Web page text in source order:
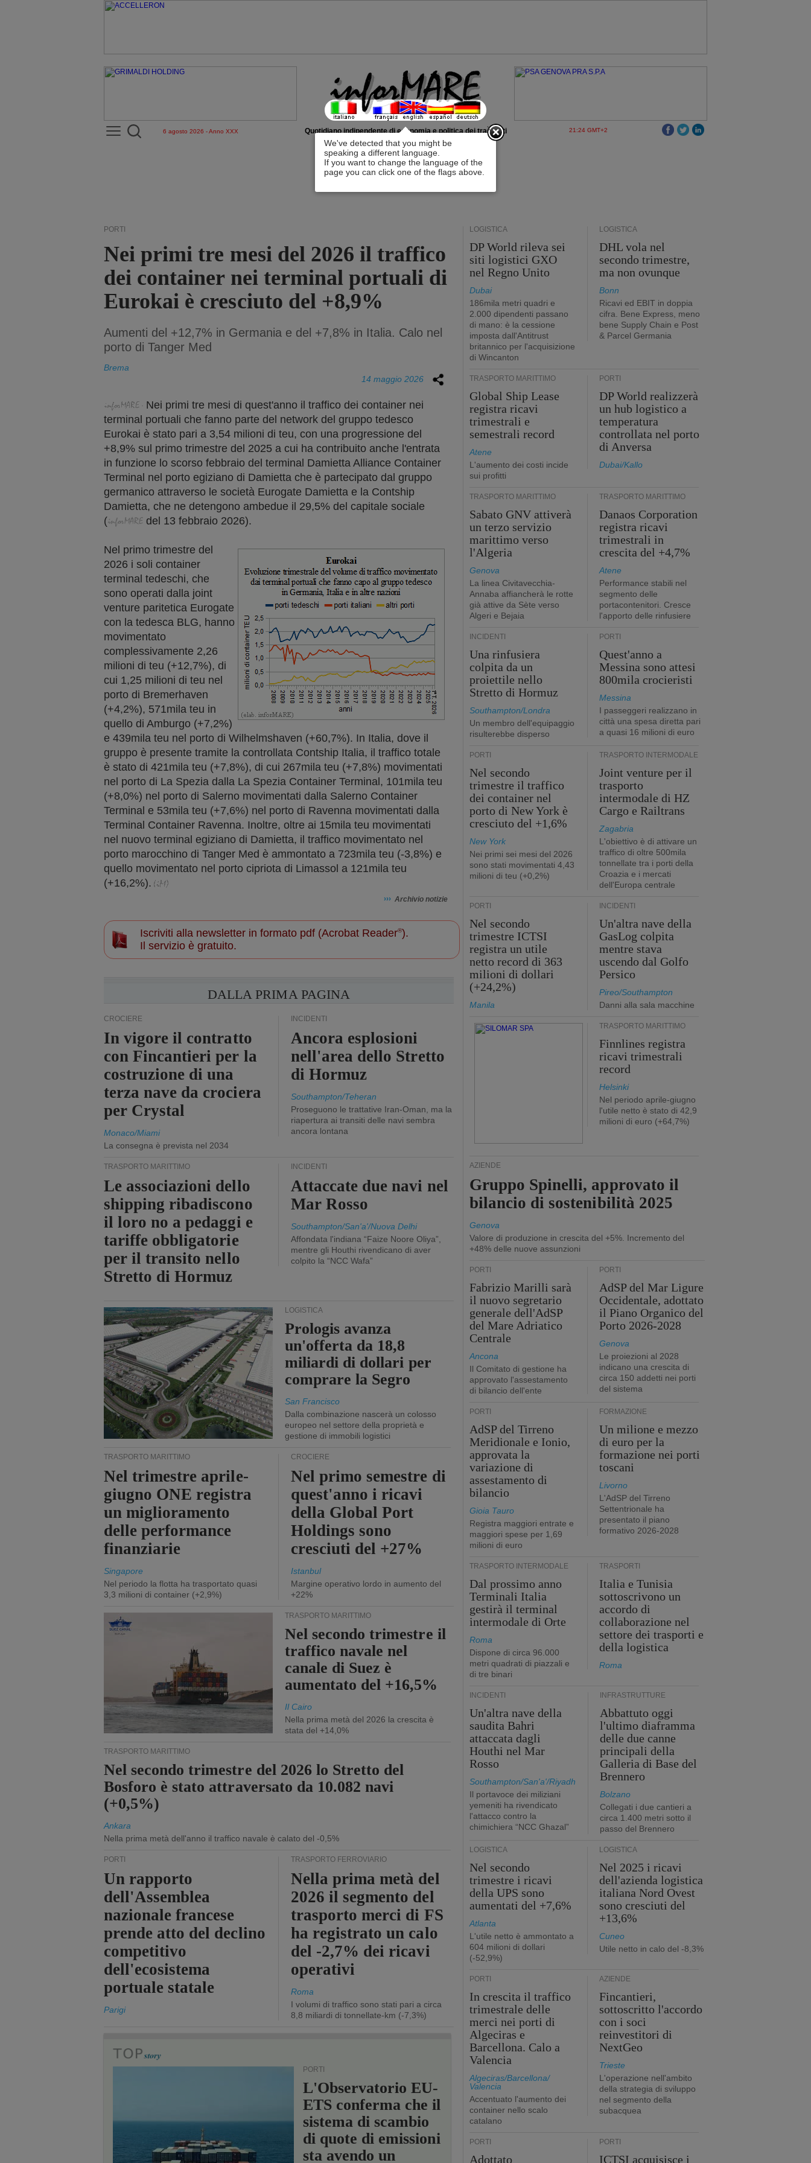
We've detected that you might be
speaking a different language.
If you want to change the language of the
page you can click one of the flags above.
x
6 agosto 2026 - Anno XXX Quotidiano indipendente di economia e politica dei trasporti 21:24 GMT+2
PORTI
Nei primi tre mesi del 2026 il traffico
dei container nei terminal portuali di
Eurokai è cresciuto del +8,9%
Aumenti del +12,7% in Germania e del +7,8% in Italia. Calo nel
porto di Tanger Med
Brema
14 maggio 2026
Nei primi tre mesi di quest'anno il traffico dei container nei
terminal portuali che fanno parte del network del gruppo tedesco
Eurokai è stato pari a 3,54 milioni di teu, con una progressione del
+8,9% sul primo trimestre del 2025 a cui ha contribuito anche l'entrata
in funzione lo scorso febbraio del terminal Damietta Alliance Container
Terminal nel porto egiziano di Damietta che è partecipato dal gruppo
germanico attraverso le società Eurogate Damietta e la Contship
Damietta, che ne detengono ambedue il 29,5% del capitale sociale
(
del 13 febbraio 2026).
Nel primo trimestre del
2026 i soli container
terminal tedeschi, che
sono operati dalla joint
venture paritetica Eurogate
con la tedesca BLG, hanno
movimentato
complessivamente 2,26
milioni di teu (+12,7%), di
cui 1,25 milioni di teu nel
porto di Bremerhaven
(+4,2%), 571mila teu in
quello di Amburgo (+7,2%)
e 439mila teu nel porto di Wilhelmshaven (+60,7%). In Italia, dove il
gruppo è presente tramite la controllata Contship Italia, il traffico totale
è stato di 421mila teu (+7,8%), di cui 267mila teu (+7,8%) movimentati
nel porto di La Spezia dalla La Spezia Container Terminal, 101mila teu
(+8,0%) nel porto di Salerno movimentati dalla Salerno Container
Terminal e 53mila teu (+7,6%) nel porto di Ravenna movimentati dalla
Terminal Container Ravenna. Inoltre, oltre ai 15mila teu movimentati
nel nuovo terminal egiziano di Damietta, il traffico movimentato nel
porto marocchino di Tanger Med è ammontato a 723mila teu (-3,8%) e
quello movimentato nel porto cipriota di Limassol a 121mila teu
(+16,2%).
››› Archivio notizie
Iscriviti alla newsletter in formato pdf (Acrobat Reader®).
Il servizio è gratuito.
DALLA PRIMA PAGINA
CROCIERE
In vigore il contratto
con Fincantieri per la
costruzione di una
terza nave da crociera
per Crystal
Monaco/Miami
La consegna è prevista nel 2034
INCIDENTI
Ancora esplosioni
nell'area dello Stretto
di Hormuz
Southampton/Teheran
Proseguono le trattative Iran-Oman, ma la
riapertura ai transiti delle navi sembra
ancora lontana
TRASPORTO MARITTIMO
Le associazioni dello
shipping ribadiscono
il loro no a pedaggi e
tariffe obbligatorie
per il transito nello
Stretto di Hormuz
INCIDENTI
Attaccate due navi nel
Mar Rosso
Southampton/San'a'/Nuova Delhi
Affondata l'indiana “Faize Noore Oliya”,
mentre gli Houthi rivendicano di aver
colpito la “NCC Wafa”
LOGISTICA
Prologis avanza
un'offerta da 18,8
miliardi di dollari per
comprare la Segro
San Francisco
Dalla combinazione nascerà un colosso
europeo nel settore della proprietà e
gestione di immobili logistici
TRASPORTO MARITTIMO
Nel trimestre aprile-
giugno ONE registra
un miglioramento
delle performance
finanziarie
Singapore
Nel periodo la flotta ha trasportato quasi
3,3 milioni di container (+2,9%)
CROCIERE
Nel primo semestre di
quest'anno i ricavi
della Global Port
Holdings sono
cresciuti del +27%
Istanbul
Margine operativo lordo in aumento del
+22%
TRASPORTO MARITTIMO
Nel secondo trimestre il
traffico navale nel
canale di Suez è
aumentato del +16,5%
Il Cairo
Nella prima metà del 2026 la crescita è
stata del +14,0%
TRASPORTO MARITTIMO
Nel secondo trimestre del 2026 lo Stretto del
Bosforo è stato attraversato da 10.082 navi
(+0,5%)
Ankara
Nella prima metà dell'anno il traffico navale è calato del -0,5%
PORTI
Un rapporto
dell'Assemblea
nazionale francese
prende atto del declino
competitivo
dell'ecosistema
portuale statale
Parigi
TRASPORTO FERROVIARIO
Nella prima metà del
2026 il segmento del
trasporto merci di FS
ha registrato un calo
del -2,7% dei ricavi
operativi
Roma
I volumi di traffico sono stati pari a circa
8,8 miliardi di tonnellate-km (-7,3%)
PORTI
L'Observatorio EU-
ETS conferma che il
sistema di scambio
di quote di emissioni
sta avendo un
LOGISTICA
DP World rileva sei
siti logistici GXO
nel Regno Unito
Dubai
186mila metri quadri e
2.000 dipendenti passano
di mano: è la cessione
imposta dall'Antitrust
britannico per l'acquisizione
di Wincanton
LOGISTICA
DHL vola nel
secondo trimestre,
ma non ovunque
Bonn
Ricavi ed EBIT in doppia
cifra. Bene Express, meno
bene Supply Chain e Post
& Parcel Germania
TRASPORTO MARITTIMO
Global Ship Lease
registra ricavi
trimestrali e
semestrali record
Atene
L'aumento dei costi incide
sui profitti
PORTI
DP World realizzerà
un hub logistico a
temperatura
controllata nel porto
di Anversa
Dubai/Kallo
TRASPORTO MARITTIMO
Sabato GNV attiverà
un terzo servizio
marittimo verso
l'Algeria
Genova
La linea Civitavecchia-
Annaba affiancherà le rotte
già attive da Sète verso
Algeri e Bejaia
TRASPORTO MARITTIMO
Danaos Corporation
registra ricavi
trimestrali in
crescita del +4,7%
Atene
Performance stabili nel
segmento delle
portacontenitori. Cresce
l'apporto delle rinfusiere
INCIDENTI
Una rinfusiera
colpita da un
proiettile nello
Stretto di Hormuz
Southampton/Londra
Un membro dell'equipaggio
risulterebbe disperso
PORTI
Quest'anno a
Messina sono attesi
800mila crocieristi
Messina
I passeggeri realizzano in
città una spesa diretta pari
a quasi 16 milioni di euro
PORTI
Nel secondo
trimestre il traffico
dei container nel
porto di New York è
cresciuto del +1,6%
New York
Nei primi sei mesi del 2026
sono stati movimentati 4,43
milioni di teu (+0,2%)
TRASPORTO INTERMODALE
Joint venture per il
trasporto
intermodale di HZ
Cargo e Railtrans
Zagabria
L'obiettivo è di attivare un
traffico di oltre 500mila
tonnellate tra i porti della
Croazia e i mercati
dell'Europa centrale
PORTI
Nel secondo
trimestre ICTSI
registra un utile
netto record di 363
milioni di dollari
(+24,2%)
Manila
INCIDENTI
Un'altra nave della
GasLog colpita
mentre stava
uscendo dal Golfo
Persico
Pireo/Southampton
Danni alla sala macchine
TRASPORTO MARITTIMO
Finnlines registra
ricavi trimestrali
record
Helsinki
Nel periodo aprile-giugno
l'utile netto è stato di 42,9
milioni di euro (+64,7%)
AZIENDE
Gruppo Spinelli, approvato il
bilancio di sostenibilità 2025
Genova
Valore di produzione in crescita del +5%. Incremento del
+48% delle nuove assunzioni
PORTI
Fabrizio Marilli sarà
il nuovo segretario
generale dell'AdSP
del Mare Adriatico
Centrale
Ancona
Il Comitato di gestione ha
approvato l'assestamento
di bilancio dell'ente
PORTI
AdSP del Mar Ligure
Occidentale, adottato
il Piano Organico del
Porto 2026-2028
Genova
Le proiezioni al 2028
indicano una crescita di
circa 150 addetti nei porti
del sistema
PORTI
AdSP del Tirreno
Meridionale e Ionio,
approvata la
variazione di
assestamento di
bilancio
Gioia Tauro
Registra maggiori entrate e
maggiori spese per 1,69
milioni di euro
FORMAZIONE
Un milione e mezzo
di euro per la
formazione nei porti
toscani
Livorno
L'AdSP del Tirreno
Settentrionale ha
presentato il piano
formativo 2026-2028
TRASPORTO INTERMODALE
Dal prossimo anno
Terminali Italia
gestirà il terminal
intermodale di Orte
Roma
Dispone di circa 96.000
metri quadrati di piazzali e
di tre binari
TRASPORTI
Italia e Tunisia
sottoscrivono un
accordo di
collaborazione nel
settore dei trasporti e
della logistica
Roma
INCIDENTI
Un'altra nave della
saudita Bahri
attaccata dagli
Houthi nel Mar
Rosso
Southampton/San'a'/Riyadh
Il portavoce dei miliziani
yemeniti ha rivendicato
l'attacco contro la
chimichiera “NCC Ghazal”
INFRASTRUTTURE
Abbattuto oggi
l'ultimo diaframma
delle due canne
principali della
Galleria di Base del
Brennero
Bolzano
Collegati i due cantieri a
circa 1.400 metri sotto il
passo del Brennero
LOGISTICA
Nel secondo
trimestre i ricavi
della UPS sono
aumentati del +7,6%
Atlanta
L'utile netto è ammontato a
604 milioni di dollari
(-52,9%)
LOGISTICA
Nel 2025 i ricavi
dell'azienda logistica
italiana Nord Ovest
sono cresciuti del
+13,6%
Cuneo
Utile netto in calo del -8,3%
PORTI
In crescita il traffico
trimestrale delle
merci nei porti di
Algeciras e
Barcellona. Calo a
Valencia
Algeciras/Barcellona/
Valencia
Accentuato l'aumento dei
container nello scalo
catalano
AZIENDE
Fincantieri,
sottoscritto l'accordo
con i soci
reinvestitori di
NextGeo
Trieste
L'operazione nell'ambito
della strategia di sviluppo
nel segmento della
subacquea
PORTI
Adottato
PORTI
ICTSI acquisisce i